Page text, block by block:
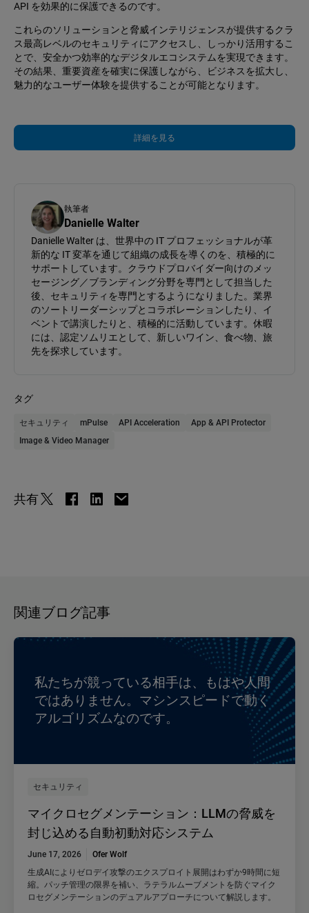
API を効果的に保護できるのです。
これらのソリューションと脅威インテリジェンスが提供するクラ
ス最高レベルのセキュリティにアクセスし、しっかり活用するこ
とで、安全かつ効率的なデジタルエコシステムを実現できます。
その結果、重要資産を確実に保護しながら、ビジネスを拡大し、
魅力的なユーザー体験を提供することが可能となります。
詳細を見る
執筆者
Danielle Walter
Danielle Walter は、世界中の IT プロフェッショナルが革
新的な IT 変革を通じて組織の成長を導くのを、積極的に
サポートしています。クラウドプロバイダー向けのメッ
セージング／ブランディング分野を専門として担当した
後、セキュリティを専門とするようになりました。業界
のソートリーダーシップとコラボレーションしたり、イ
ベントで講演したりと、積極的に活動しています。休暇
には、認定ソムリエとして、新しいワイン、食べ物、旅
先を探求しています。
タグ
セキュリティ mPulse API Acceleration
App & API Protector
Image & Video Manager
共有
関連ブログ記事
私たちが競っている相手は、もはや人間
ではありません。マシンスピードで動く
アルゴリズムなのです。
セキュリティ
マイクロセグメンテーション：LLMの脅威を
封じ込める自動初動対応システム
June 17, 2026
Ofer Wolf
生成AIによりゼロデイ攻撃のエクスプロイト展開はわずか9時間に短
縮。パッチ管理の限界を補い、ラテラルムーブメントを防ぐマイク
ロセグメンテーションのデュアルアプローチについて解説します。